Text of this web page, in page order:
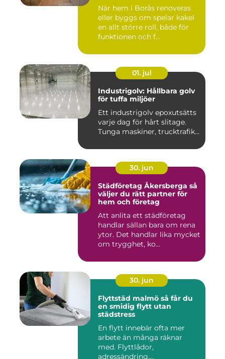
När hem i Borås renoveras
eller byggs om spelar kakel
en allt större roll, både för
funktionen och f...
01. jul
Industrigolv: Hållbara golv
för tuffa miljöer
Ett industrigolv epoxutsätts
varje dag för hårt slitage.
Tunga maskiner, trucktrafik...
30. jun
Städföretag Åkersberga så
väljer du rätt partner för
hem och företag
Att anlita ett städföretag
handlar sällan bara om rena
ytor. Det handlar lika mycket
om trygghet, ko...
30. jun
Flyttstäd malmö så får du
en smidig flytt utan
städstress
En flytt innebär ofta mer
arbete än många räknar
med. Flyttlådor,
adressändring,